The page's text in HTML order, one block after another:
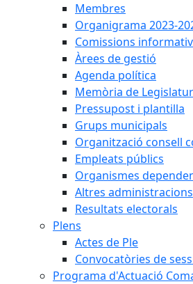
Membres
Organigrama 2023-
Comissions
Àrees de gestió
Agenda política
Memòria de
Pressupost i plantilla
Grups municipals
Organització consell
Empleats públics
Organismes
Altres administracions
Resultats electorals
Plens
Actes de Ple
Convocatòries de
Programa d'Actuació